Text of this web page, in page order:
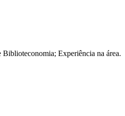
Experiência na área.